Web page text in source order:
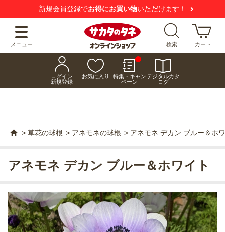
新規会員登録でお得にお買い物いただけます！
メニュー 検索 カート
ログイン
新規登録
お気に入り
特集・キャン
ペーン
デジタルカタ
ログ
> 草花の球根 > アネモネの球根 > アネモネ デカン ブルー＆ホ
アネモネ デカン ブルー＆ホワイト